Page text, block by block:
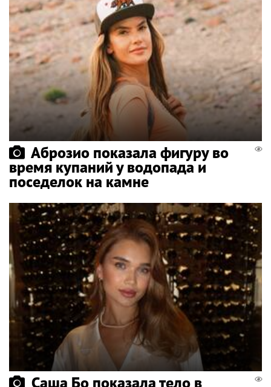
Аброзио показала фигуру во
время купаний у водопада и
поседелок на камне
Саша Бо показала тело в